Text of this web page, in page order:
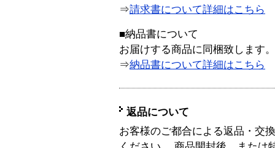
⇒請求書について詳細はこちら
■納品書について
お届けする商品に同梱致します。
⇒納品書について詳細はこちら
返品について
お客様のご都合による返品・交